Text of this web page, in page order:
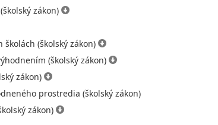
zákon)
(školský zákon)
(školský zákon)
zákon)
prostredia (školský zákon)
zákon)